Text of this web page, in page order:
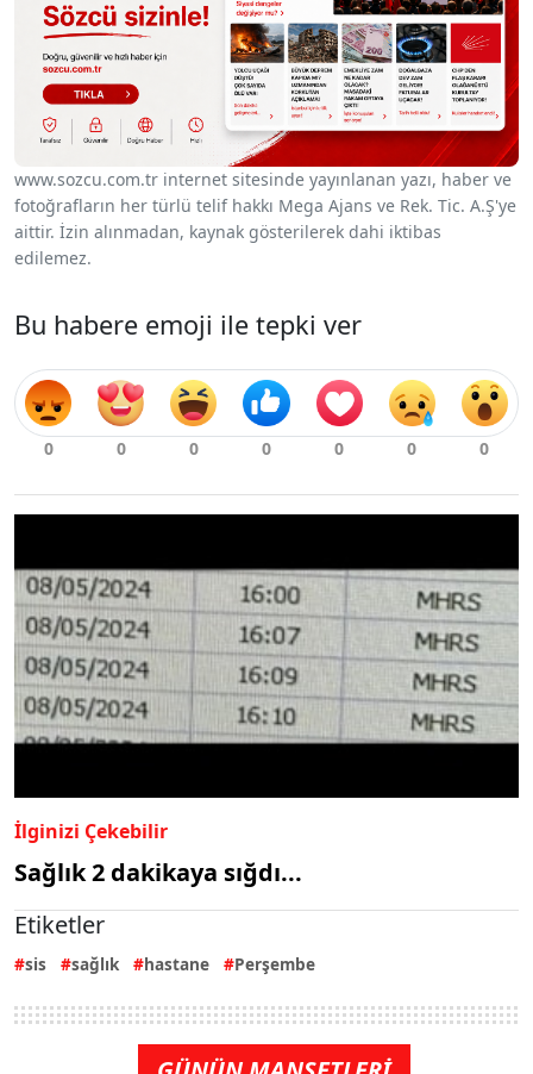
www.sozcu.com.tr internet sitesinde yayınlanan yazı, haber ve
fotoğrafların her türlü telif hakkı Mega Ajans ve Rek. Tic. A.Ş'ye
aittir. İzin alınmadan, kaynak gösterilerek dahi iktibas
edilemez.
Bu habere emoji ile tepki ver
İlginizi Çekebilir
Sağlık 2 dakikaya sığdı...
Etiketler
sis sağlık hastane Perşembe